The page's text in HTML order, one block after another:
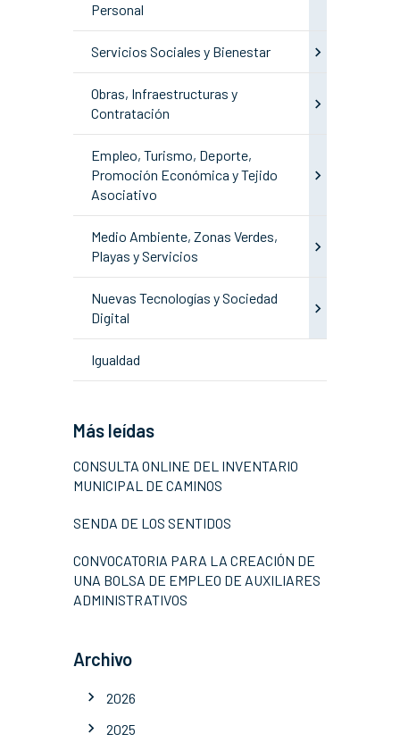
Personal
Servicios Sociales y Bienestar
Obras, Infraestructuras y
Contratación
Empleo, Turismo, Deporte,
Promoción Económica y Tejido
Asociativo
Medio Ambiente, Zonas Verdes,
Playas y Servicios
Nuevas Tecnologías y Sociedad
Digital
Igualdad
Más leídas
CONSULTA ONLINE DEL INVENTARIO
MUNICIPAL DE CAMINOS
SENDA DE LOS SENTIDOS
CONVOCATORIA PARA LA CREACIÓN DE
UNA BOLSA DE EMPLEO DE AUXILIARES
ADMINISTRATIVOS
Archivo
2026
2025